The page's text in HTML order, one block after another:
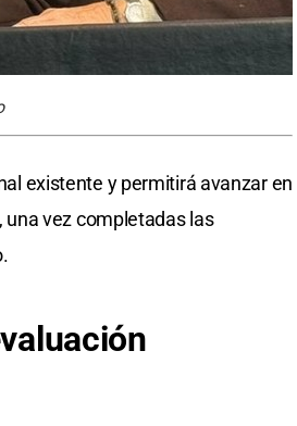
existente y permitirá avanzar en
una vez completadas las